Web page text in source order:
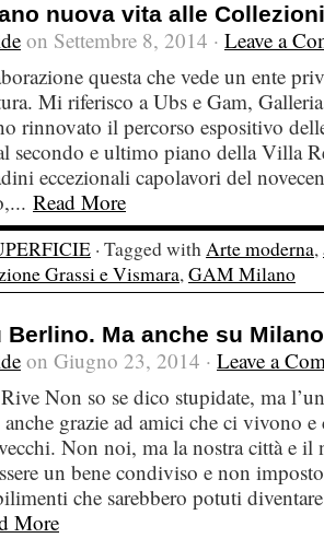
nuova vita alle
on Settembre 8, 2014 · Leave a
questa che vede un ente
Mi riferisco a Ubs e Gam,
rinnovato il percorso espositivo
secondo e ultimo piano della Villa
eccezionali capolavori del
Read More
· Tagged withArte moderna,
Grassi e Vismara,GAM Milano
Berlino. Ma anche su
on Giugno 23, 2014 · Leave a
Non so se dico stupidate, ma
grazie ad amici che ci vivono e
Non noi, ma la nostra città e il
un bene condiviso e non
che sarebbero potuti
More